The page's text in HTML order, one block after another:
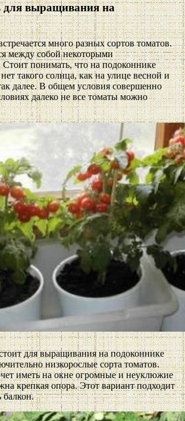
для выращивания на
много разных сортов томатов.
между собой некоторыми
Стоит понимать, что на подоконнике
такого солнца, как на улице весной и
далее. В общем условия совершенно
далеко не все томаты можно
для выращивания на подоконнике
низкорослые сорта томатов.
иметь на окне огромные и неуклюжие
крепкая опора. Этот вариант подходит
балкон.